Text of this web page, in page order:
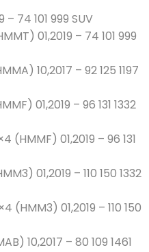
– 74 101 999 SUV
01,2019 – 74 101 999
10,2017 – 92 125 1197
01,2019 – 96 131 1332
(HMMF) 01,2019 – 96 131
01,2019 – 110 150 1332
(HMM3) 01,2019 – 110 150
10,2017 – 80 109 1461